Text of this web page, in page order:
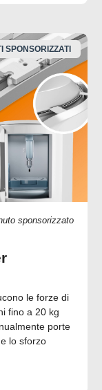
SPONSORIZZATI
sponsorizzato
le forze di
fino a 20 kg
porte
lo sforzo